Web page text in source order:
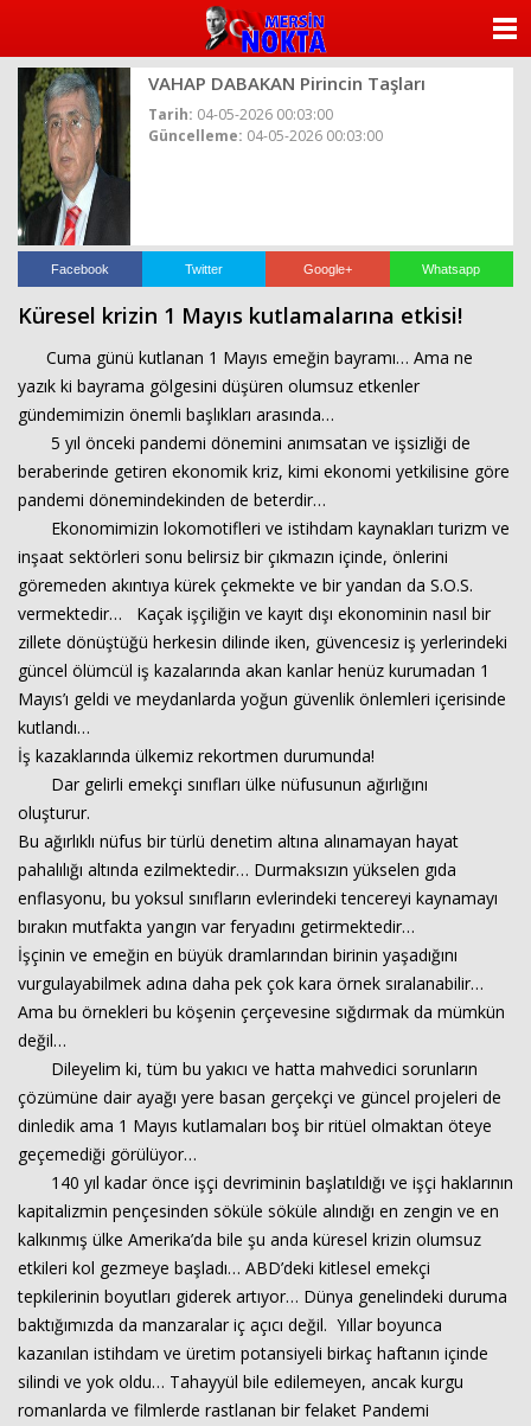
VAHAP DABAKAN Pirincin Taşları
Tarih: 04-05-2026 00:03:00
Güncelleme: 04-05-2026 00:03:00
Facebook Twitter Google+ Whatsapp
Küresel krizin 1 Mayıs kutlamalarına etkisi!
Cuma günü kutlanan 1 Mayıs emeğin bayramı… Ama ne
yazık ki bayrama gölgesini düşüren olumsuz etkenler
gündemimizin önemli başlıkları arasında…
5 yıl önceki pandemi dönemini anımsatan ve işsizliği de
beraberinde getiren ekonomik kriz, kimi ekonomi yetkilisine göre
pandemi dönemindekinden de beterdir…
Ekonomimizin lokomotifleri ve istihdam kaynakları turizm ve
inşaat sektörleri sonu belirsiz bir çıkmazın içinde, önlerini
göremeden akıntıya kürek çekmekte ve bir yandan da S.O.S.
vermektedir… Kaçak işçiliğin ve kayıt dışı ekonominin nasıl bir
zillete dönüştüğü herkesin dilinde iken, güvencesiz iş yerlerindeki
güncel ölümcül iş kazalarında akan kanlar henüz kurumadan 1
Mayıs’ı geldi ve meydanlarda yoğun güvenlik önlemleri içerisinde
kutlandı…
İş kazaklarında ülkemiz rekortmen durumunda!
Dar gelirli emekçi sınıfları ülke nüfusunun ağırlığını
oluşturur.
Bu ağırlıklı nüfus bir türlü denetim altına alınamayan hayat
pahalılığı altında ezilmektedir… Durmaksızın yükselen gıda
enflasyonu, bu yoksul sınıfların evlerindeki tencereyi kaynamayı
bırakın mutfakta yangın var feryadını getirmektedir…
İşçinin ve emeğin en büyük dramlarından birinin yaşadığını
vurgulayabilmek adına daha pek çok kara örnek sıralanabilir…
Ama bu örnekleri bu köşenin çerçevesine sığdırmak da mümkün
değil…
Dileyelim ki, tüm bu yakıcı ve hatta mahvedici sorunların
çözümüne dair ayağı yere basan gerçekçi ve güncel projeleri de
dinledik ama 1 Mayıs kutlamaları boş bir ritüel olmaktan öteye
geçemediği görülüyor…
140 yıl kadar önce işçi devriminin başlatıldığı ve işçi haklarının
kapitalizmin pençesinden söküle söküle alındığı en zengin ve en
kalkınmış ülke Amerika’da bile şu anda küresel krizin olumsuz
etkileri kol gezmeye başladı… ABD’deki kitlesel emekçi
tepkilerinin boyutları giderek artıyor… Dünya genelindeki duruma
baktığımızda da manzaralar iç açıcı değil. Yıllar boyunca
kazanılan istihdam ve üretim potansiyeli birkaç haftanın içinde
silindi ve yok oldu… Tahayyül bile edilemeyen, ancak kurgu
romanlarda ve filmlerde rastlanan bir felaket Pandemi
KATEGORİLER
YAZARLAR
VİDEO GALERİ
Haberin Doğru Adresi.